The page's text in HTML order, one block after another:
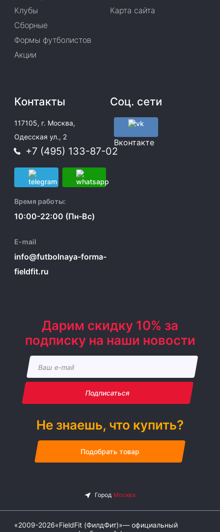
Клубы
Сборные
Формы футболистов
Акции
Карта сайта
Контакты
117105, г. Москва,
Одесская ул., 2
+7 (495) 133-87-02
Время работы:
10:00-22:00 (Пн-Вс)
E-mail
info@futbolnaya-forma-
fieldfit.ru
Соц. сети
Вконтакте
Дарим скидку 10% за
подписку на наши новости
Подписаться
Не знаешь, что купить?
Подобрать товар
«2009-2026«FieldFit (ФилдФит)»— официальный